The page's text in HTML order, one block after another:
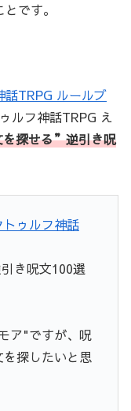
です。
話TRPG ルールブ
ルフ神話TRPG え
を探せる”逆引き呪
トゥルフ神話
き呪文100選
ア"ですが、呪
探したいと思